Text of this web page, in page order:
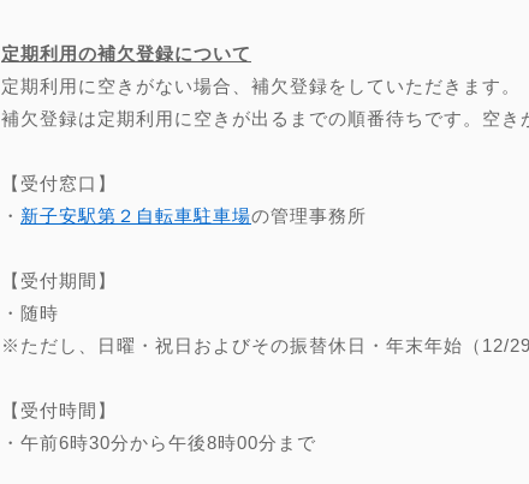
定期利用の補欠登録について
定期利用に空きがない場合、補欠登録をしていただきます。
補欠登録は定期利用に空きが出るまでの順番待ちです。空き
【受付窓口】
・ 新子安駅第２自転車駐車場の管理事務所
【受付期間】
・随時
※ただし、日曜・祝日およびその振替休日・年末年始（12/
【受付時間】
・午前6時30分から午後8時00分まで